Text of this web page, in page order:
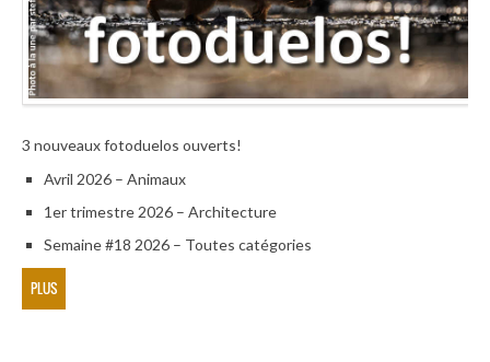
3 nouveaux fotoduelos ouverts!
Avril 2026 – Animaux
1er trimestre 2026 – Architecture
Semaine #18 2026 – Toutes catégories
PLUS